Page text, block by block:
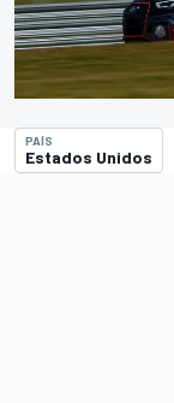
PAÍS
Estados Unidos